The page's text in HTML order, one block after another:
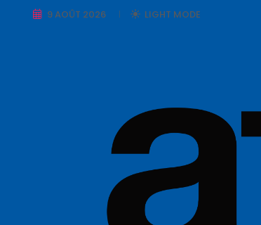
9 AOÛT 2026 LIGHT MODE